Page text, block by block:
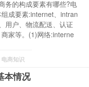
务的构成要素有哪些?电
成要素:internet、intran
用户、物流配送、认证
家等。(1)网络:interne
电商知识
本情况